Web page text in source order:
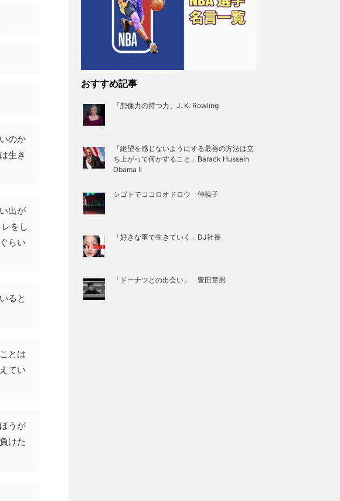
のか
生き
出が
をし
らい
ると
とは
てい
うが
けた
おすすめ記事
「想像力の持つ力」J. K. Rowling
「絶望を感じないようにする最善の方法は立
ち上がって何かすること」Barack Hussein
Obama II
シゴトでココロオドロウ 仲暁子
「好きな事で生きていく」DJ社長
「ドーナツとの出会い」 豊田章男